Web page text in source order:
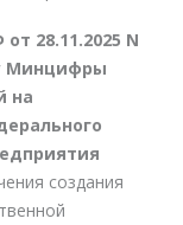
28.11.2025 N
Минцифры
на
создания